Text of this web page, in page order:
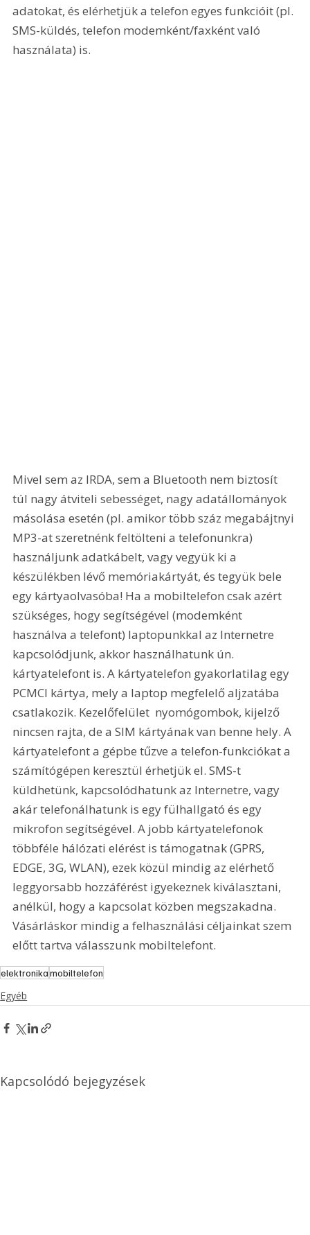
adatokat, és elérhetjük a telefon egyes funkcióit (pl.
SMS-küldés, telefon modemként/faxként való
használata) is.
Mivel sem az IRDA, sem a Bluetooth nem biztosít
túl nagy átviteli sebességet, nagy adatállományok
másolása esetén (pl. amikor több száz megabájtnyi
MP3-at szeretnénk feltölteni a telefonunkra)
használjunk adatkábelt, vagy vegyük ki a
készülékben lévő memóriakártyát, és tegyük bele
egy kártyaolvasóba! Ha a mobiltelefon csak azért
szükséges, hogy segítségével (modemként
használva a telefont) laptopunkkal az Internetre
kapcsolódjunk, akkor használhatunk ún.
kártyatelefont is. A kártyatelefon gyakorlatilag egy
PCMCI kártya, mely a laptop megfelelő aljzatába
csatlakozik. Kezelőfelület  nyomógombok, kijelző 
nincsen rajta, de a SIM kártyának van benne hely. A
kártyatelefont a gépbe tűzve a telefon-funkciókat a
számítógépen keresztül érhetjük el. SMS-t
küldhetünk, kapcsolódhatunk az Internetre, vagy
akár telefonálhatunk is egy fülhallgató és egy
mikrofon segítségével. A jobb kártyatelefonok
többféle hálózati elérést is támogatnak (GPRS,
EDGE, 3G, WLAN), ezek közül mindig az elérhető
leggyorsabb hozzáférést igyekeznek kiválasztani,
anélkül, hogy a kapcsolat közben megszakadna.
Vásárláskor mindig a felhasználási céljainkat szem
előtt tartva válasszunk mobiltelefont.
elektronikamobiltelefon
Egyéb
Kapcsolódó bejegyzések